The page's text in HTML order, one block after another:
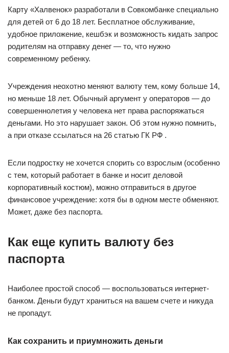
Карту «Халвенок» разработали в Совкомбанке специально
для детей от 6 до 18 лет. Бесплатное обслуживание,
удобное приложение, кешбэк и возможность кидать запрос
родителям на отправку денег — то, что нужно
современному ребенку.
Учреждения неохотно меняют валюту тем, кому больше 14,
но меньше 18 лет. Обычный аргумент у операторов — до
совершеннолетия у человека нет права распоряжаться
деньгами. Но это нарушает закон. Об этом нужно помнить,
а при отказе ссылаться на 26 статью ГК РФ .
Если подростку не хочется спорить со взрослым (особенно
с тем, который работает в банке и носит деловой
корпоративный костюм), можно отправиться в другое
финансовое учреждение: хотя бы в одном месте обменяют.
Может, даже без паспорта.
Как еще купить валюту без
паспорта
Наиболее простой способ — воспользоваться интернет-
банком. Деньги будут храниться на вашем счете и никуда
не пропадут.
Как сохранить и приумножить деньги